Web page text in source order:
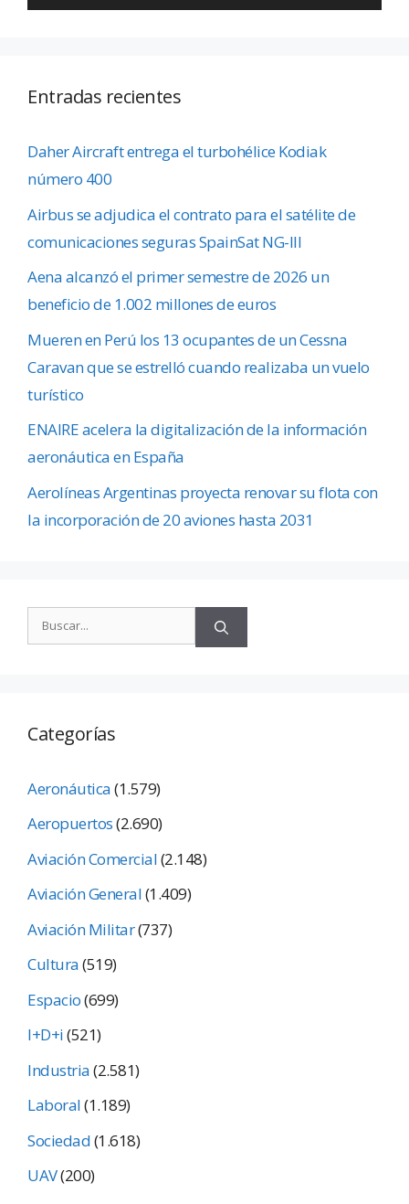
Entradas recientes
Daher Aircraft entrega el turbohélice Kodiak
número 400
Airbus se adjudica el contrato para el satélite de
comunicaciones seguras SpainSat NG-III
Aena alcanzó el primer semestre de 2026 un
beneficio de 1.002 millones de euros
Mueren en Perú los 13 ocupantes de un Cessna
Caravan que se estrelló cuando realizaba un vuelo
turístico
ENAIRE acelera la digitalización de la información
aeronáutica en España
Aerolíneas Argentinas proyecta renovar su flota con
la incorporación de 20 aviones hasta 2031
Categorías
Aeronáutica(1.579)
Aeropuertos(2.690)
Aviación Comercial(2.148)
Aviación General(1.409)
Aviación Militar(737)
Cultura(519)
Espacio(699)
I+D+i(521)
Industria(2.581)
Laboral(1.189)
Sociedad(1.618)
UAV(200)